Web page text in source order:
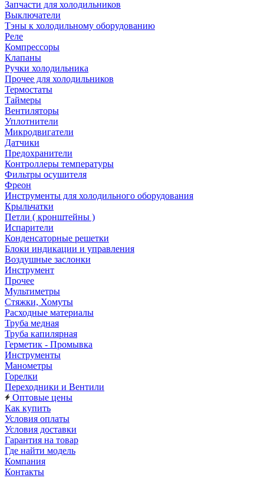
Запчасти для холодильников
Выключатели
Тэны к холодильному оборудованию
Реле
Компрессоры
Клапаны
Ручки холодильника
Прочее для холодильников
Термостаты
Таймеры
Вентиляторы
Уплотнители
Микродвигатели
Датчики
Предохранители
Контроллеры температуры
Фильтры осушителя
Фреон
Инструменты для холодильного оборудования
Крыльчатки
Петли ( кронштейны )
Испарители
Конденсаторные решетки
Блоки индикации и управления
Воздушные заслонки
Инструмент
Прочее
Мультиметры
Стяжки, Хомуты
Расходные материалы
Труба медная
Труба капилярная
Герметик - Промывка
Инструменты
Манометры
Горелки
Переходники и Вентили
Оптовые цены
Как купить
Условия оплаты
Условия доставки
Гарантия на товар
Где найти модель
Компания
Контакты